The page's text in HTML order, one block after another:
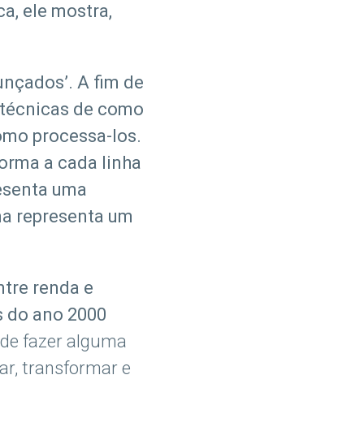
ele mostra,
A fim de
de como
processa-los.
a cada linha
uma
representa um
renda e
ano 2000
fazer alguma
transformar e